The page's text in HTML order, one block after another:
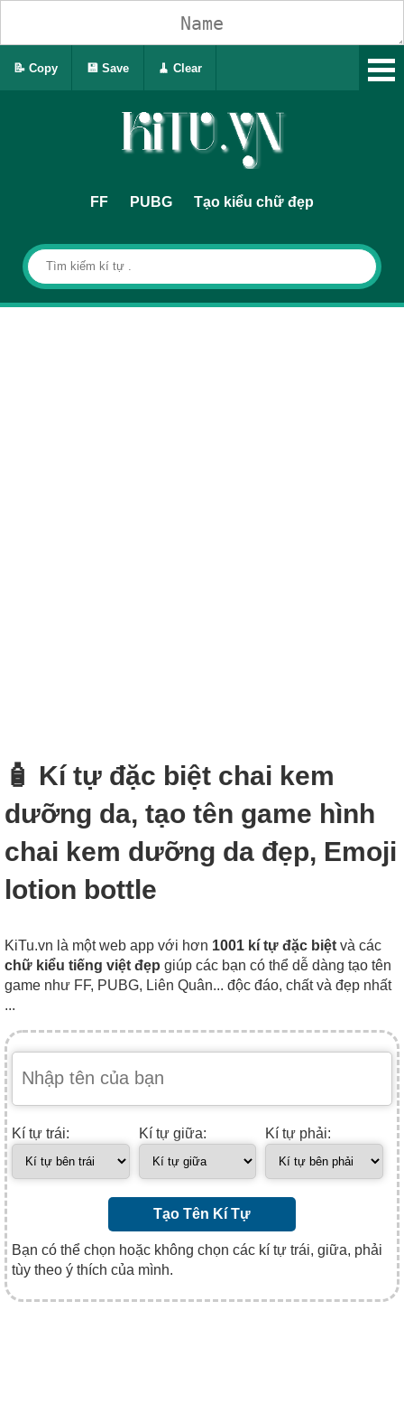
FF PUBG Tạo kiểu chữ đẹp
🧴 Kí tự đặc biệt chai kem
dưỡng da, tạo tên game hình
chai kem dưỡng da đẹp, Emoji
lotion bottle
KiTu.vn là một web app với hơn 1001 kí tự đặc biệt và các
chữ kiểu tiếng việt đẹp giúp các bạn có thể dễ dàng tạo tên
game như FF, PUBG, Liên Quân... độc đáo, chất và đẹp nhất
...
Kí tự trái: Kí tự giữa: Kí tự phải:
Tạo Tên Kí Tự
Bạn có thể chọn hoặc không chọn các kí tự trái, giữa, phải
tùy theo ý thích của mình.
📝 Copy 💾 Save 🧹 Clear